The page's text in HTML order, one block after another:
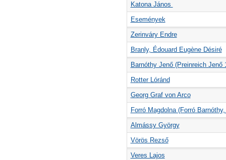
Katona János
Események
Zerinváry Endre
Branly, Édouard Eugène Désiré
Barnóthy Jenő (Preinreich Jenő
Rotter Lóránd
Georg Graf von Arco
Forró Magdolna (Forró
Almássy György
Vörös Rezső
Veres Lajos